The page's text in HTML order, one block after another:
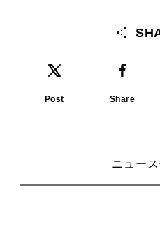
Post Share
ニュー